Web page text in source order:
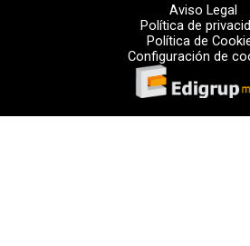
Aviso Legal
Política de
Política de
Configuración de